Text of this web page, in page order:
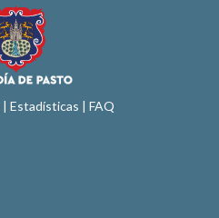
| Estadísticas | FAQ